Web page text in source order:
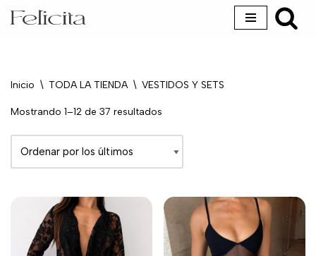
Inicio \ TODA LA TIENDA \ VESTIDOS Y SETS
Mostrando 1–12 de 37 resultados